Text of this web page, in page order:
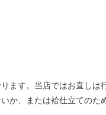
ます。当店ではお直しは
、または袷仕立てのた